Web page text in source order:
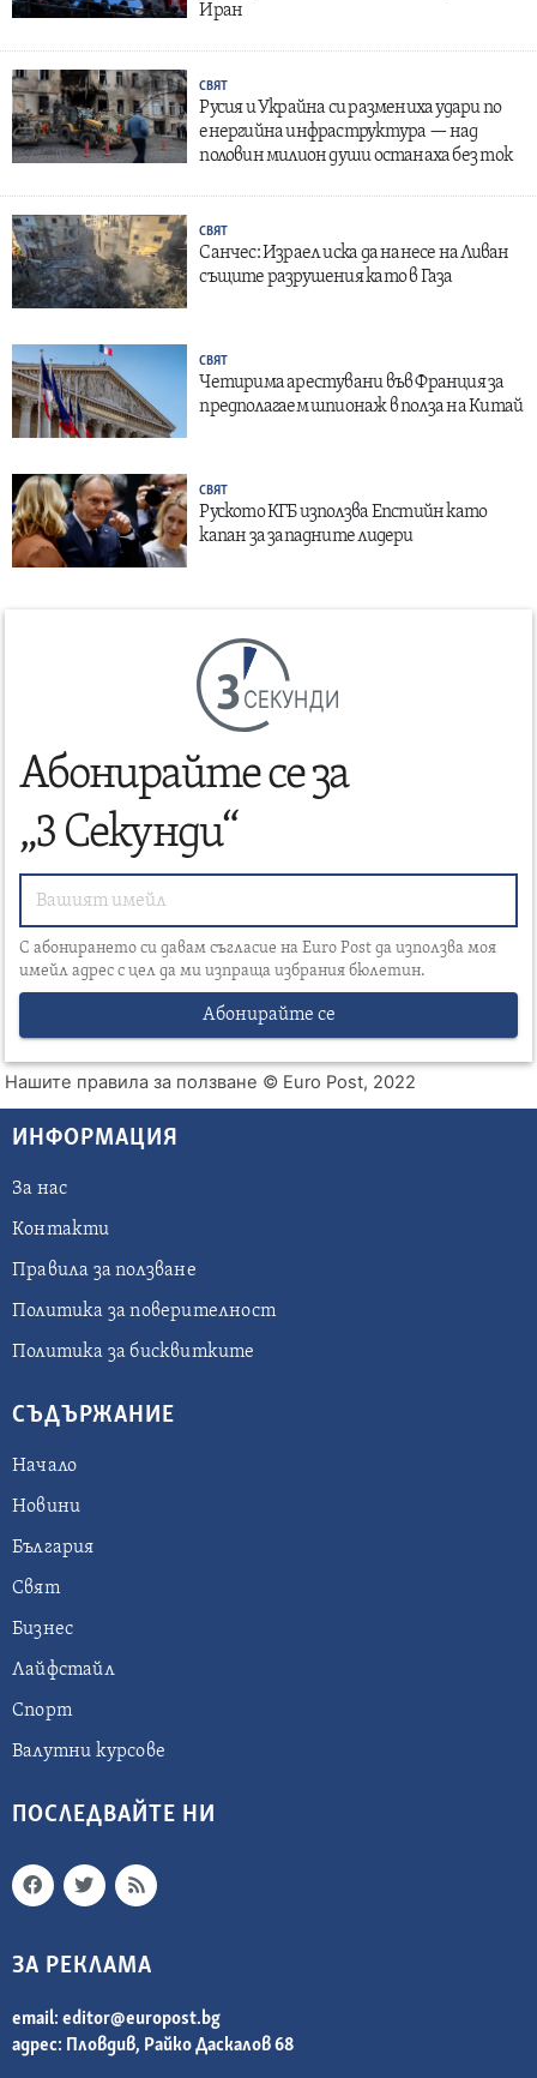
Иран
СВЯТ
Русия и Украйна си размениха удари по
енергийна инфраструктура — над
половин милион души останаха без ток
СВЯТ
Санчес: Израел иска да нанесе на Ливан
същите разрушения като в Газа
СВЯТ
Четирима арестувани във Франция за
предполагаем шпионаж в полза на Китай
СВЯТ
Руското КГБ използва Епстийн като
капан за западните лидери
СЕКУНДИ
Абонирайте се за
„3 Секунди“
С абонирането си давам съгласие на Euro Post да използва моя
имейл адрес с цел да ми изпраща избрания бюлетин.
Абонирайте се
Нашите правила за ползване © Euro Post, 2022
ИНФОРМАЦИЯ
За нас
Контакти
Правила за ползване
Политика за поверителност
Политика за бисквитките
СЪДЪРЖАНИЕ
Начало
Новини
България
Свят
Бизнес
Лайфстайл
Спорт
Валутни курсове
ПОСЛЕДВАЙТЕ НИ
ЗА РЕКЛАМА
email: editor@europost.bg
адрес: Пловдив, Райко Даскалов 68